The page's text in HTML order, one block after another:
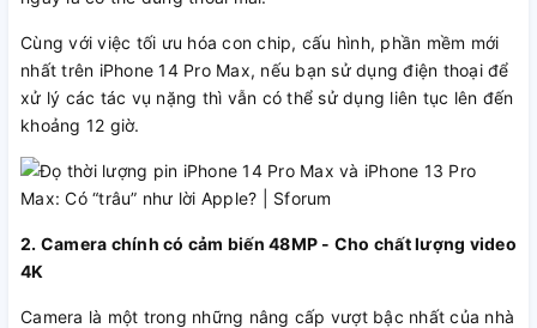
Cùng với việc tối ưu hóa con chip, cấu hình, phần mềm mới
nhất trên iPhone 14 Pro Max, nếu bạn sử dụng điện thoại để
xử lý các tác vụ nặng thì vẫn có thể sử dụng liên tục lên đến
khoảng 12 giờ.
2. Camera chính có cảm biến 48MP - Cho chất lượng video
4K
Camera là một trong những nâng cấp vượt bậc nhất của nhà